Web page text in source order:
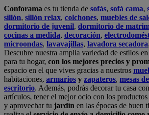
Conforama es tu tienda de sofás, sofá cama,
sillón, sillón relax, colchones, muebles de
dormitorio de juvenil, dormitorio de
cocinas a medida, decoración,
microondas, lavavajillas, lavadora secadora
Descubre nuestra amplia variedad de estilos
para tu hogar, con los mejores precios y
espacio en el que vives gracias a nuestros
habitaciones, armarios y zapateros, mesas
escritorio. Además, podrás decorar tu casa
artículos, tener el mejor ocio con los productos
y aprovechar tu jardín en las épocas de buen